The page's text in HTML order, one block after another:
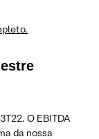
O EBITDA
da nossa